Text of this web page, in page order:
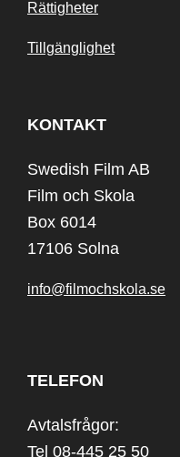
Rättigheter
Tillgänglighet
KONTAKT
Swedish Film AB
Film och Skola
Box 6014
17106 Solna
info@filmochskola.se
TELEFON
Avtalsfrågor:
Tel 08-445 25 50